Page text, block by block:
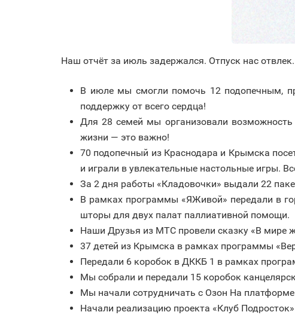
Наш отчёт за июль задержался. Отпуск нас
В июле мы смогли помочь 12 подопечным,
поддержку от всего сердца!
Для 28 семей мы организовали
жизни — это важно!
70 подопечный из Краснодара и Крымска
и играли в увлекательные настольные игры.
За 2 дня работы «Кладовочки» выдали 22
В рамках программы «ЯЖивой» передали в
шторы для двух палат паллиативной помощи.
Наши Друзья из МТС провели сказку «В мире
37 детей из Крымска в рамках программы
Передали 6 коробок в ДККБ 1 в рамках
Мы собрали и передали 15 коробок
Мы начали сотрудничать с Озон На
Начали реализацию проекта «Клуб